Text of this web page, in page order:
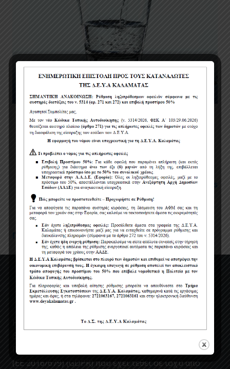
Πολιτική χρήσης cookies
Όροι χρήσης
Πολιτική Προστασίας Προσωπικών Δεδομένων
Η ΔΕΥΑΚ ενσωματώνοντας στον κανονισμο της, τις
Προστασίας Δεδομένων Προσωπικού Χαρακτήρα
(ΕΕ 2016/679) (GDPR) που έχει τεθεί σε ισχύ από